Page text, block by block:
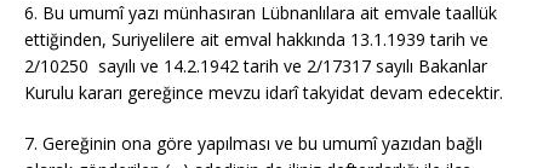
6. Bu umumî yazı münhasıran Lübnanlılara ait emvale taallük
ettiğinden, Suriyelilere ait emval hakkında 13.1.1939 tarih ve
2/10250 sayılı ve 14.2.1942 tarih ve 2/17317 sayılı Bakanlar
Kurulu kararı gereğince mevzu idarî takyidat devam edecektir.
7. Gereğinin ona göre yapılması ve bu umumî yazıdan bağlı